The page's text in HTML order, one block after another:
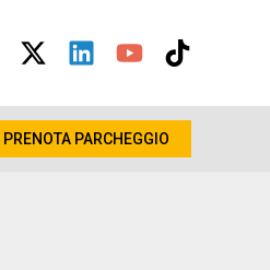
PRENOTA PARCHEGGIO